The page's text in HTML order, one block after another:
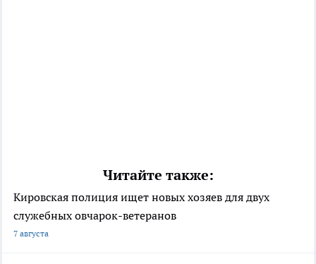
Читайте также:
Кировская полиция ищет новых хозяев для двух
служебных овчарок-ветеранов
7 августа